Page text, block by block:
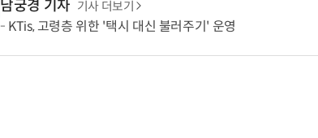
남궁경 기자 기사 더보기
KTis, 고령층 위한 '택시 대신 불러주기' 운영